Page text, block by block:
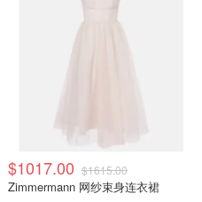
$1017.00 $1615.00
Zimmermann 网纱束身连衣裙